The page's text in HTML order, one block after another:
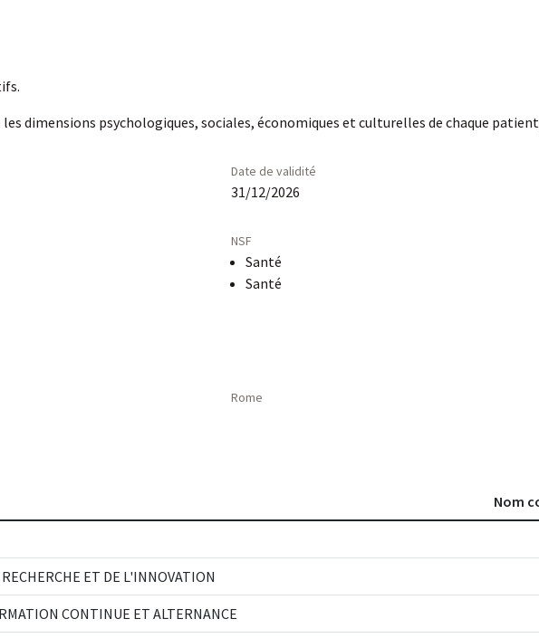
dimensions psychologiques, sociales, économiques et culturelles de chaque
Date de validité
31/12/2026
NSF
Santé
Santé
Rome
Nom
ET DE L'INNOVATION
CONTINUE ET ALTERNANCE